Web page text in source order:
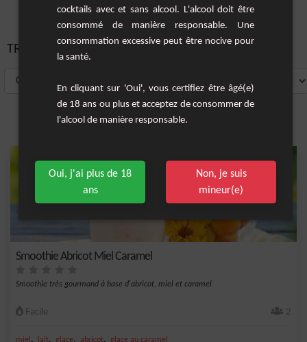
TRIER PAR:
Smoothie Abricot Miel Caramel
Smoothie très gourmand à base d'abricot, miel et caramel.
Facile 2
miel , lait, glace, abricot, glace au caramel
cocktails avec et sans alcool. L'alcool doit être
consommé de manière responsable. Une
consommation excessive peut être nocive pour
la santé.
En cliquant sur 'Oui', vous certifiez être âgé(e)
de 18 ans ou plus et acceptez de consommer de
l'alcool de manière responsable.
Oui, j'ai plus de 18
ans
Non, je suis
mineur(e)